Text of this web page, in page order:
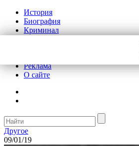
История
Биография
Криминал
Реклама
О сайте
Другое
09/01/19